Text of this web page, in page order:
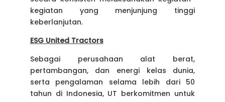
kegiatan yang menjunjung tinggi
keberlanjutan.
ESG United Tractors
Sebagai perusahaan alat berat,
pertambangan, dan energi kelas dunia,
serta pengalaman selama lebih dari 50
tahun di Indonesia, UT berkomitmen untuk